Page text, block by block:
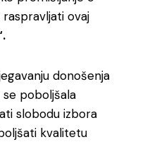
ovaj
donošenja
se poboljšala
slobodu izbora
kvalitetu